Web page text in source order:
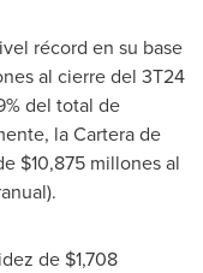
récord en su base
al cierre del 3T24
del total de
la Cartera de
$10,875 millones al
de $1,708